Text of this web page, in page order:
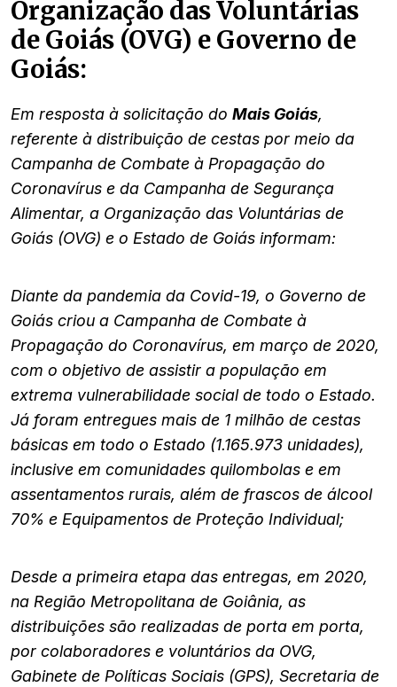
Organização das Voluntárias
de Goiás (OVG) e Governo de
Goiás:
Em resposta à solicitação do Mais Goiás,
referente à distribuição de cestas por meio da
Campanha de Combate à Propagação do
Coronavírus e da Campanha de Segurança
Alimentar, a Organização das Voluntárias de
Goiás (OVG) e o Estado de Goiás informam:
Diante da pandemia da Covid-19, o Governo de
Goiás criou a Campanha de Combate à
Propagação do Coronavírus, em março de 2020,
com o objetivo de assistir a população em
extrema vulnerabilidade social de todo o Estado.
Já foram entregues mais de 1 milhão de cestas
básicas em todo o Estado (1.165.973 unidades),
inclusive em comunidades quilombolas e em
assentamentos rurais, além de frascos de álcool
70% e Equipamentos de Proteção Individual;
Desde a primeira etapa das entregas, em 2020,
na Região Metropolitana de Goiânia, as
distribuições são realizadas de porta em porta,
por colaboradores e voluntários da OVG,
Gabinete de Políticas Sociais (GPS), Secretaria de